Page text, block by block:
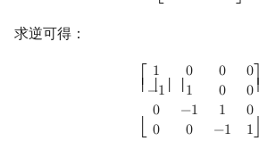
求逆可得：
⎡⎢ ⎢ ⎢ ⎢
⎣
1 0 0
0
−1 1 0
0
0
−1 1
0
0
0 −1 1
⎤
⎦
00 00 10 0−